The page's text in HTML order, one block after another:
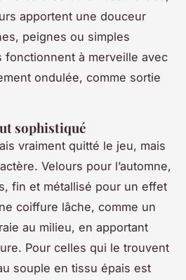
apportent une douceur
peignes ou simples
fonctionnent à merveille avec
ondulée, comme sortie
sophistiqué
vraiment quitté le jeu, mais
Velours pour l’automne,
fin et métallisé pour un effet
coiffure lâche, comme un
au milieu, en apportant
Pour celles qui le trouvent
souple en tissu épais est